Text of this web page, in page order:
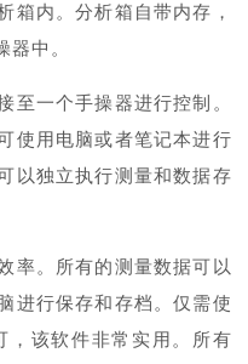
箱内。分析箱自带内存，
中。
至一个手操器进行控制。
使用电脑或者笔记本进行
以独立执行测量和数据存
率。所有的测量数据可以
进行保存和存档。仅需使
该软件非常实用。所有